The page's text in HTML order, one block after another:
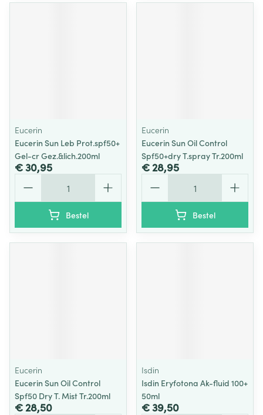
Eucerin
Eucerin Sun Leb Prot.spf50+
Gel-cr Gez.&lich.200ml
€ 30,95
Bestel
Eucerin
Eucerin Sun Oil Control
Spf50+dry T.spray Tr.200ml
€ 28,95
Bestel
Eucerin
Eucerin Sun Oil Control
Spf50 Dry T. Mist Tr.200ml
€ 28,50
Isdin
Isdin Eryfotona Ak-fluid 100+
50ml
€ 39,50